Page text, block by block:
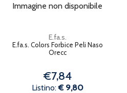
Immagine non disponibile
E.fa.s.
E.fa.s. Colors Forbice Peli Naso
Orecc
€7,84
Listino:€ 9,80